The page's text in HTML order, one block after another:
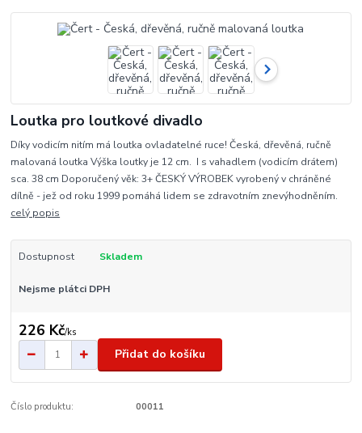
Loutka pro loutkové divadlo
Díky vodicím nitím má loutka ovladatelné ruce! Česká, dřevěná, ručně
malovaná loutka Výška loutky je 12 cm. I s vahadlem (vodicím drátem)
sca. 38 cm Doporučený věk: 3+ ČESKÝ VÝROBEK vyrobený v chráněné
dílně - jež od roku 1999 pomáhá lidem se zdravotním znevýhodněním.
celý popis
Dostupnost Skladem
Nejsme plátci DPH
226 Kč/ks
Přidat do košíku
Číslo produktu: 00011